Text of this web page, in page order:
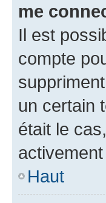
me
Il est
compte
un certain
était le
Haut